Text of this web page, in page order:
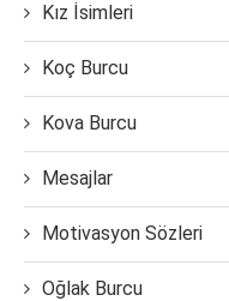
Kız İsimleri
Koç Burcu
Kova Burcu
Mesajlar
Motivasyon Sözleri
Oğlak Burcu